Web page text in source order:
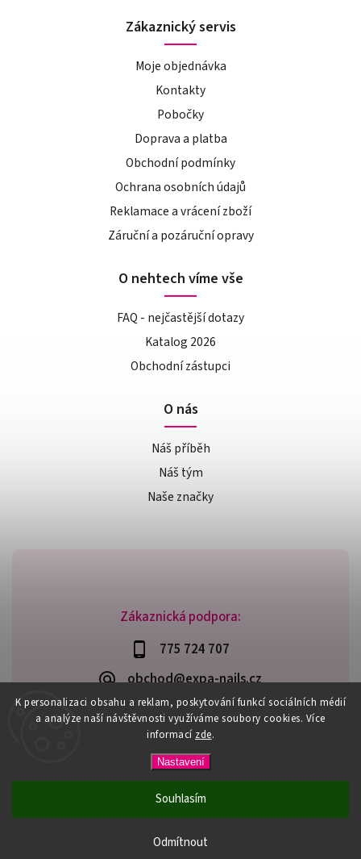
K personalizaci obsahu a reklam, poskytování funkcí sociálních médií
a analýze naší návštěvnosti využíváme soubory cookies. Více
informací zde.
Nastavení
Odmítnout
Souhlasím
PŘI NÁKUPU NAD 600,- MÁTE DOPRAVU ZDARMA / DÁREK K
NÁKUPU! VYBERTE SI HO PŘI OBJEDNÁVCE NAD 1500,- NEBO
Zákaznická podpora:
775 724 707
obchod@expa-nails.cz
Zákaznický servis
Moje objednávka
Kontakty
Pobočky
Doprava a platba
Obchodní podmínky
Ochrana osobních údajů
Reklamace a vrácení zboží
Záruční a pozáruční opravy
O nehtech víme vše
FAQ - nejčastější dotazy
Katalog 2026
Obchodní zástupci
O nás
Náš příběh
Náš tým
Naše značky
Expanails.cz. Všechna práva vyhrazena.
Upravit nastavení cookies
VytvořilShoptet | Design